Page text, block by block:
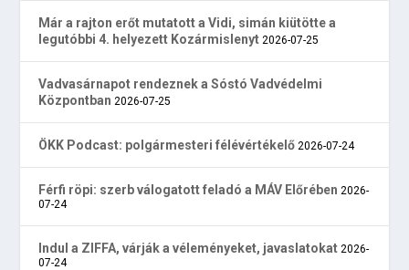
Már a rajton erőt mutatott a Vidi, simán kiütötte a
legutóbbi 4. helyezett Kozármislenyt 2026-07-25
Vadvasárnapot rendeznek a Sóstó Vadvédelmi
Központban 2026-07-25
ÖKK Podcast: polgármesteri félévértékelő 2026-07-24
Férfi röpi: szerb válogatott feladó a MÁV Előrében 2026-
07-24
Indul a ZIFFA, várják a véleményeket, javaslatokat 2026-
07-24